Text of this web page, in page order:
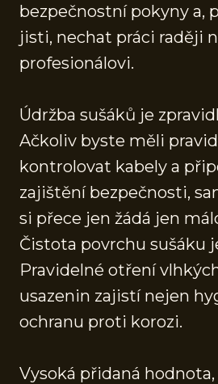
bezpečnostní pokyny a,
jisti, nechat práci raději
profesionálovi.
Údržba sušáků je
Ačkoliv byste měli
kontrolovat kabely a
zajištění bezpečnosti,
si přece jen žádá jen
Čistota povrchu sušáku
Pravidelné otření
usazenin zajistí nejen
ochranu proti korozi.
Vysoká přidaná